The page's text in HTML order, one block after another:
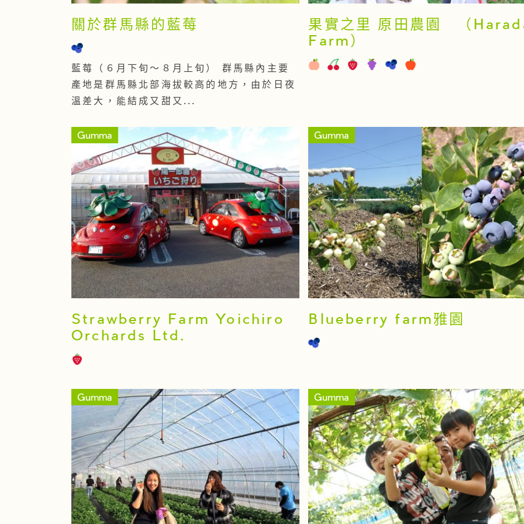
關於群馬縣的藍莓
藍莓（６月下旬～８月上旬） 群馬縣內主要
產地是群馬縣北部海拔較高的地方，由於日夜
溫差大，能結成又甜又...
果實之里 原田農園 （
Farm）
Gumma
Strawberry Farm Yoichiro
Orchards Ltd.
Gumma
Blueberry farm雅園
Gumma Gumma